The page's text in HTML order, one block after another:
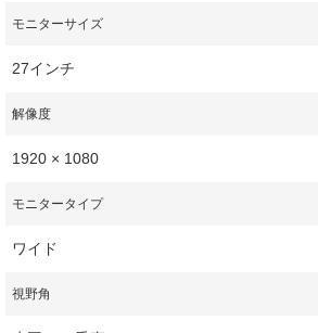
モニターサイズ
27インチ
解像度
1920 × 1080
モニタータイプ
ワイド
視野角